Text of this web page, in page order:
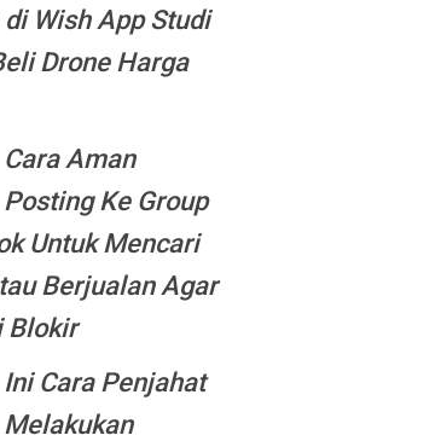
Wish App Studi
Drone Harga
Cara Aman
Posting Ke Group
Untuk Mencari
Berjualan Agar
Blokir
Ini Cara Penjahat
Melakukan